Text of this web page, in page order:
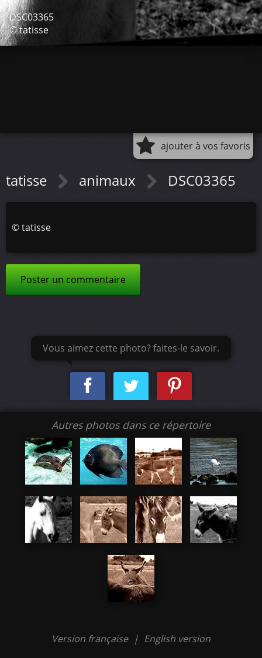
DSC03365
© tatisse
ajouter à vos favoris
tatisse animaux DSC03365
©tatisse
Poster un commentaire
Vous aimez cette photo? faites-le savoir.
Autres photos dans ce répertoire
Version française | English version